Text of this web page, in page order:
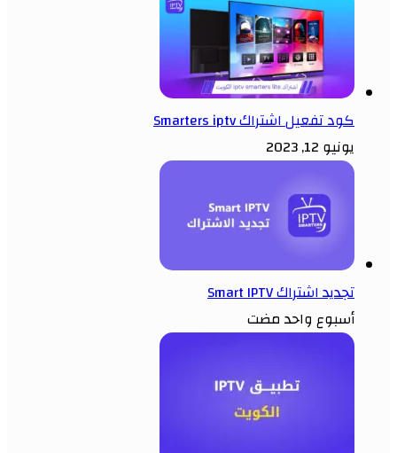
كود تفعيل اشتراك Smarters iptv
يونيو 12, 2023
تجديد اشتراك Smart IPTV
أسبوع واحد مضت